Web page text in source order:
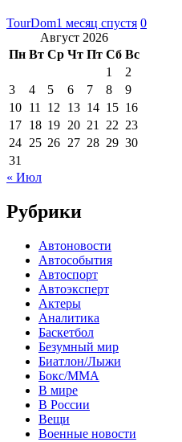
TourDom1 месяц спустя 0
Август 2026
Пн Вт Ср Чт Пт Сб Вс
1
2
3
4 5 6 7 8
9
10 11 12 13 14 15 16
17 18 19 20 21 22 23
24 25 26 27 28 29 30
31
« Июл
Рубрики
Автоновости
Автособытия
Автоспорт
Автоэксперт
Актеры
Аналитика
Баскетбол
Безумный мир
Биатлон/Лыжи
Бокс/MMA
В мире
В России
Вещи
Военные новости